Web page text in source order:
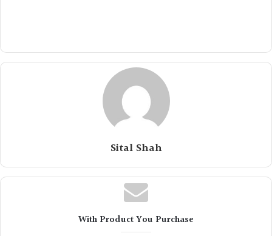
Sital Shah
With Product You Purchase